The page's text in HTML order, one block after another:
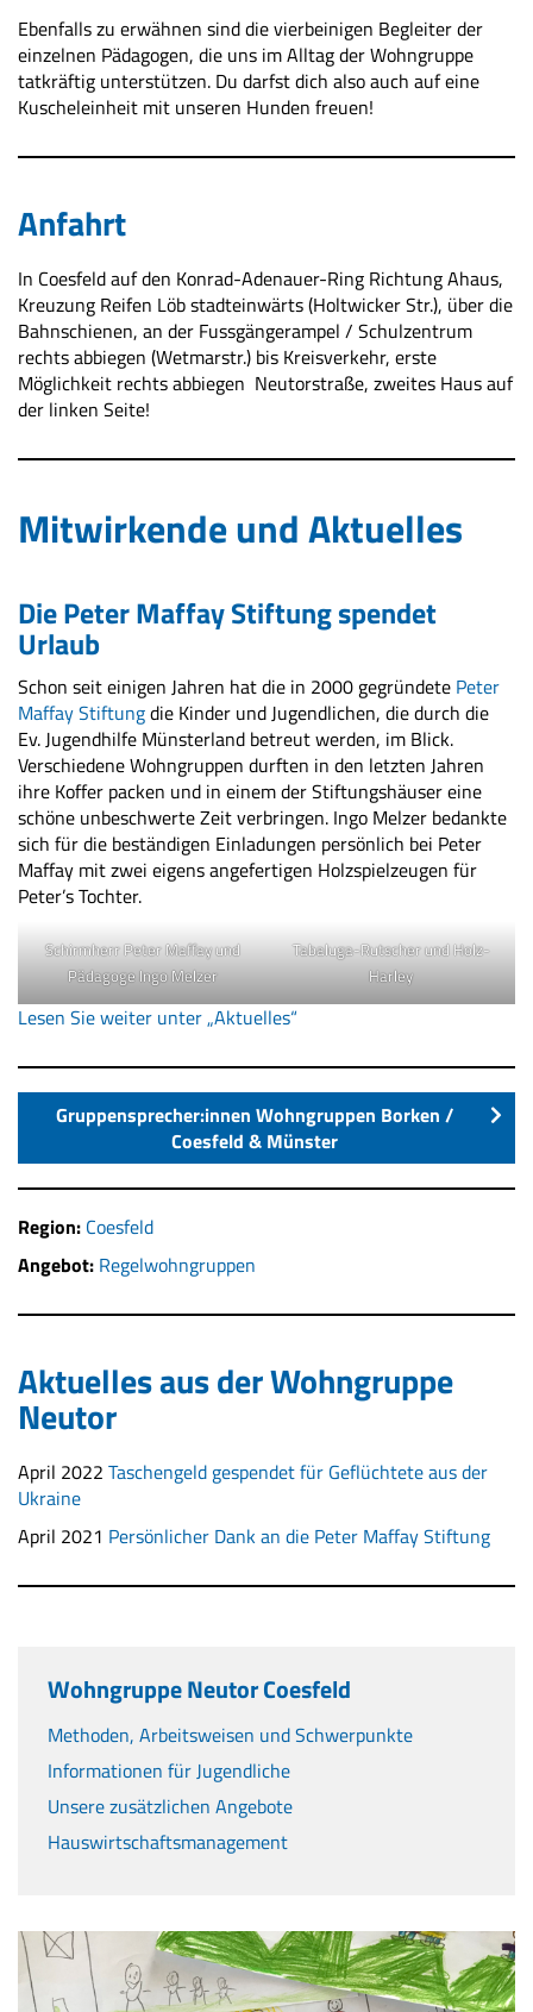
Ebenfalls zu erwähnen sind die vierbeinigen Begleiter der
einzelnen Pädagogen, die uns im Alltag der Wohngruppe
tatkräftig unterstützen. Du darfst dich also auch auf eine
Kuscheleinheit mit unseren Hunden freuen!
Anfahrt
In Coesfeld auf den Konrad-Adenauer-Ring Richtung Ahaus,
Kreuzung Reifen Löb stadteinwärts (Holtwicker Str.), über die
Bahnschienen, an der Fussgängerampel / Schulzentrum
rechts abbiegen (Wetmarstr.) bis Kreisverkehr, erste
Möglichkeit rechts abbiegen  Neutorstraße, zweites Haus auf
der linken Seite!
Mitwirkende und Aktuelles
Die Peter Maffay Stiftung spendet
Urlaub
Schon seit einigen Jahren hat die in 2000 gegründete Peter
Maffay Stiftungdie Kinder und Jugendlichen, die durch die
Ev. Jugendhilfe Münsterland betreut werden, im Blick.
Verschiedene Wohngruppen durften in den letzten Jahren
ihre Koffer packen und in einem der Stiftungshäuser eine
schöne unbeschwerte Zeit verbringen. Ingo Melzer bedankte
sich für die beständigen Einladungen persönlich bei Peter
Maffay mit zwei eigens angefertigen Holzspielzeugen für
Peter’s Tochter.
Schirmherr Peter Maffay und
Pädagoge Ingo Melzer
Tabaluga-Rutscher und Holz-
Harley
Lesen Sie weiter unter „Aktuelles“
Gruppensprecher:innen Wohngruppen Borken /
Coesfeld & Münster
Region: Coesfeld
Angebot: Regelwohngruppen
Aktuelles aus der Wohngruppe
Neutor
April 2022 Taschengeld gespendet für Geflüchtete aus der
Ukraine
April 2021 Persönlicher Dank an die Peter Maffay Stiftung
Wohngruppe Neutor Coesfeld
Methoden, Arbeitsweisen und Schwerpunkte
Informationen für Jugendliche
Unsere zusätzlichen Angebote
Hauswirtschaftsmanagement